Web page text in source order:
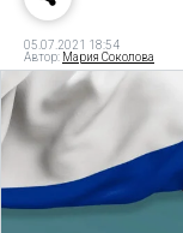
05.07.2021 18:54
Автор: Мария Соколова